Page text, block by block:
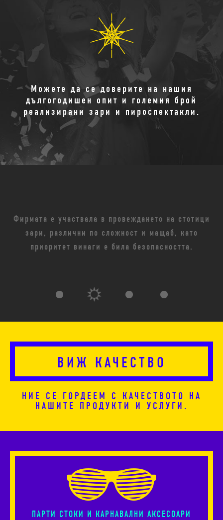
Можете да се доверите на нашия
дългогодишен опит и големия брой
реализирани зари и пироспектакли.
Фирмата е участвала в провеждането на стотици
зари, различни по сложност и мащаб, като
приоритет винаги е била безопасността.
ВИЖ КАЧЕСТВО
НИЕ СЕ ГОРДЕЕМ С КАЧЕСТВОТО НА
НАШИТЕ ПРОДУКТИ И УСЛУГИ.
ПАРТИ СТОКИ И КАРНАВАЛНИ АКСЕСОАРИ